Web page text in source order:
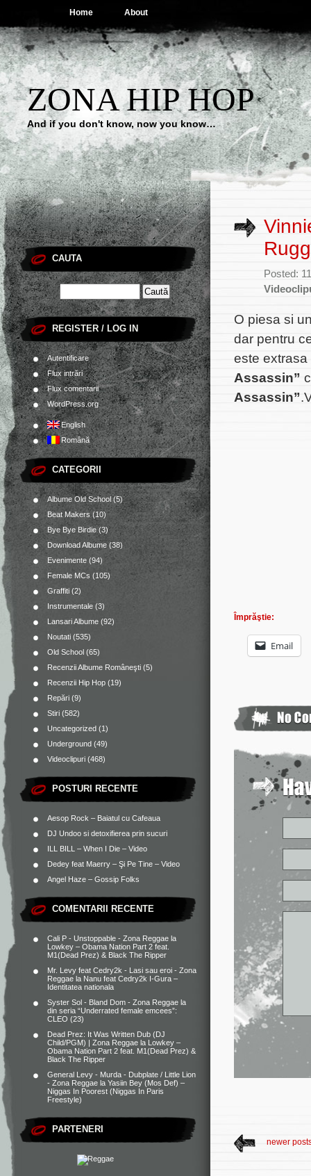
Home About
ZONA HIP HOP
And if you don't know, now you know…
CAUTA
REGISTER / LOG IN
Autentificare
Flux intrări
Flux comentarii
WordPress.org
English
Română
CATEGORII
Albume Old School(5)
Beat Makers(10)
Bye Bye Birdie(3)
Download Albume (38)
Evenimente (94)
Female MCs (105)
Graffiti (2)
Instrumentale (3)
Lansari Albume (92)
Noutati (535)
Old School (65)
Recenzii Albume Româneşti (5)
Recenzii Hip Hop (19)
Repări (9)
Stiri (582)
Uncategorized (1)
Underground (49)
Videoclipuri (468)
POSTURI RECENTE
Aesop Rock – Baiatul cu Cafeaua
DJ Undoo si detoxifierea prin sucuri
ILL BILL – When I Die – Video
Dedey feat Maerry – Şi Pe Tine – Video
Angel Haze – Gossip Folks
COMENTARII RECENTE
Cali P - Unstoppable - Zona Reggae la
Lowkey – Obama Nation Part 2 feat.
M1(Dead Prez) & Black The Ripper
Mr. Levy feat Cedry2k - Lasi sau eroi - Zona
Reggae la Nanu feat Cedry2k I-Gura –
Identitatea nationala
Syster Sol - Bland Dom - Zona Reggae la
din seria “Underrated female emcees”:
CLEO (23)
Dead Prez: It Was Written Dub (DJ
Child/PGM) | Zona Reggae la Lowkey –
Obama Nation Part 2 feat. M1(Dead Prez) &
Black The Ripper
General Levy - Murda - Dubplate / Little Lion
- Zona Reggae la Yasiin Bey (Mos Def) –
Niggas In Poorest (Niggas In Paris
Freestyle)
PARTENERI
Posted:
O piesa si
dar pentru
este
Assassin”
Assassin”
Împrăştie:
Email
newer